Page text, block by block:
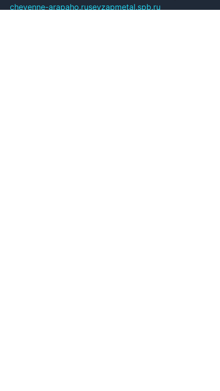
cheyenne-arapaho.rusevzapmetal.spb.ru